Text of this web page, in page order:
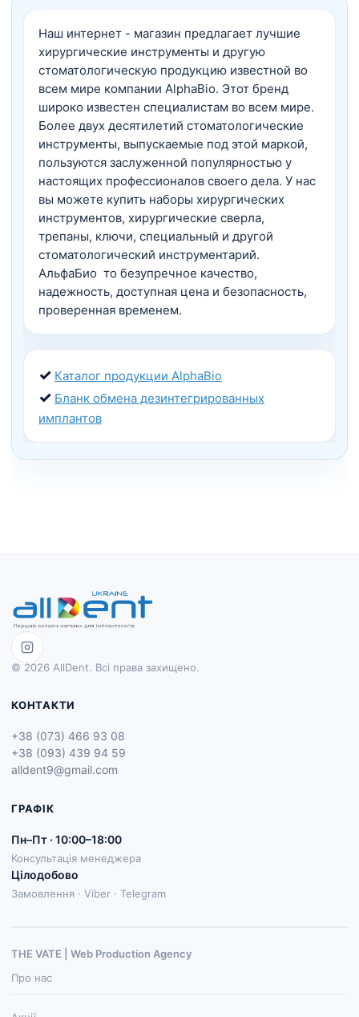
Наш интернет - магазин предлагает лучшие
хирургические инструменты и другую
стоматологическую продукцию известной во
всем мире компании AlphaBio. Этот бренд
широко известен специалистам во всем мире.
Более двух десятилетий стоматологические
инструменты, выпускаемые под этой маркой,
пользуются заслуженной популярностью у
настоящих профессионалов своего дела. У нас
вы можете купить наборы хирургических
инструментов, хирургические сверла,
трепаны, ключи, специальный и другой
стоматологический инструментарий.
АльфаБио то безупречное качество,
надежность, доступная цена и безопасность,
проверенная временем.
✓ Каталог продукции AlphaBio
✓ Бланк обмена дезинтегрированных
имплантов
© 2026 AllDent. Всі права захищено.
КОНТАКТИ
+38 (073) 466 93 08
+38 (093) 439 94 59
alldent9@gmail.com
ГРАФІК
Пн–Пт · 10:00–18:00
Консультація менеджера
Цілодобово
Замовлення · Viber · Telegram
THE VATE | Web Production Agenсy
Про нас